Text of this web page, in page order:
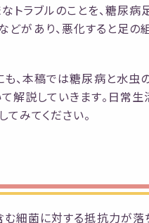
ラブルのことを、糖尿病
どがあり、悪化すると足
、本稿では糖尿病と水虫
解説していきます。日常
みてください。
細菌に対する抵抗力が落